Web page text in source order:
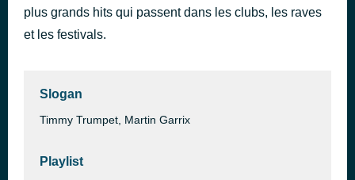
plus grands hits qui passent dans les clubs, les raves
et les festivals.
Slogan
Timmy Trumpet, Martin Garrix
Playlist